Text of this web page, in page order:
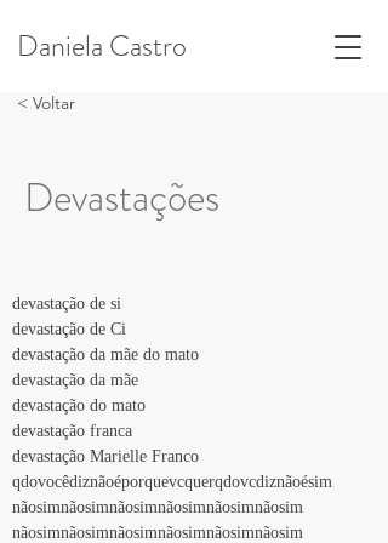
Daniela Castro
< Voltar
Devastações
devastação de si
devastação de Ci
devastação da mãe do mato
devastação da mãe
devastação do mato
devastação franca
devastação Marielle Franco
qdovocêdiznãoéporquevcquerqdovcdiznãoésim
nãosimnãosimnãosimnãosimnãosimnãosim
nãosimnãosimnãosimnãosimnãosimnãosim